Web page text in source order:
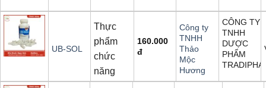
UB-SOL
Thực
phẩm
chức
năng
160.000
đ
Công ty
TNHH
Thảo
Mộc
Hương
CÔNG TY
TNHH
DƯỢC
PHẨM